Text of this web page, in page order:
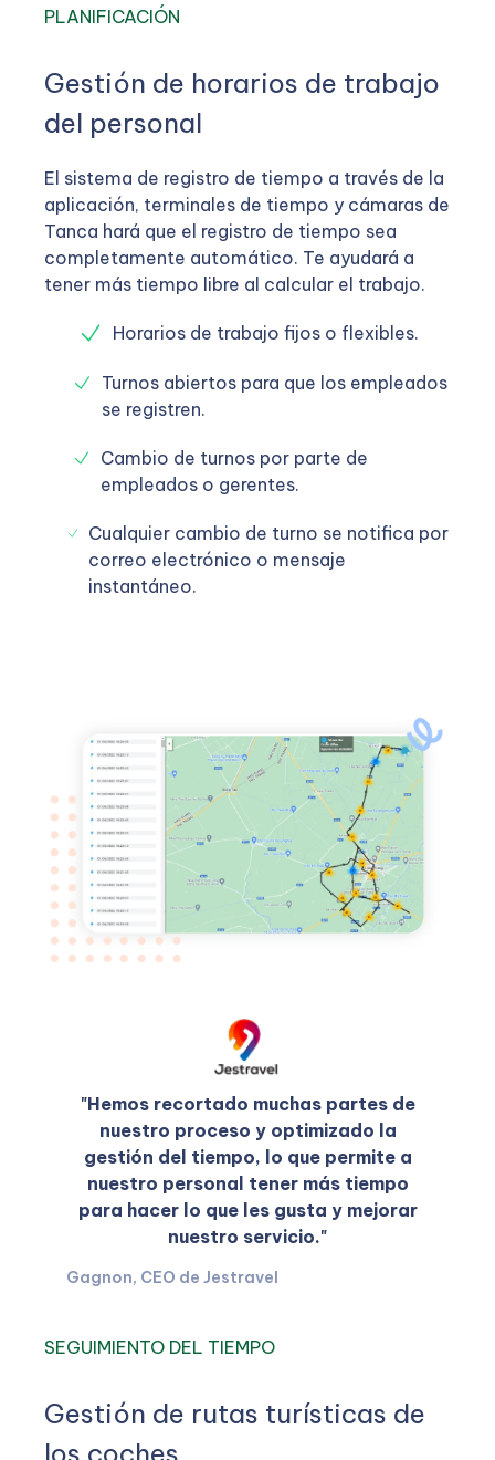
PLANIFICACIÓN
Gestión de horarios de trabajo
del personal
El sistema de registro de tiempo a través de la
aplicación, terminales de tiempo y cámaras de
Tanca hará que el registro de tiempo sea
completamente automático. Te ayudará a
tener más tiempo libre al calcular el trabajo.
Horarios de trabajo fijos o flexibles.
Turnos abiertos para que los empleados
se registren.
Cambio de turnos por parte de
empleados o gerentes.
Cualquier cambio de turno se notifica por
correo electrónico o mensaje
instantáneo.
"Hemos recortado muchas partes de
nuestro proceso y optimizado la
gestión del tiempo, lo que permite a
nuestro personal tener más tiempo
para hacer lo que les gusta y mejorar
nuestro servicio."
Gagnon, CEO de Jestravel
SEGUIMIENTO DEL TIEMPO
Gestión de rutas turísticas de
los coches